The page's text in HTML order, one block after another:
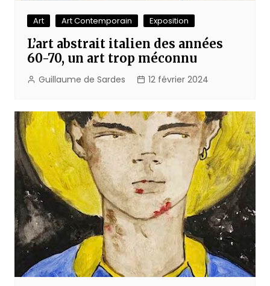
Art Art Contemporain Exposition
L’art abstrait italien des années
60-70, un art trop méconnu
Guillaume de Sardes 12 février 2024